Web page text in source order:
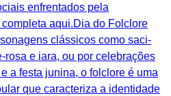
enfrentados pela
aqui.Dia do Folclore
clássicos como saci-
rosa e iara, ou por celebrações
a festa junina, o folclore é uma
que caracteriza a identidade